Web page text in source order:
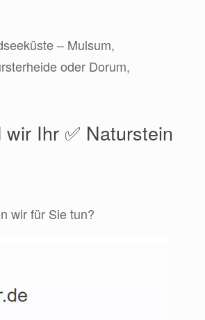
– Mulsum,
oder Dorum,
Ihr ✅ Naturstein
wir für Sie tun?